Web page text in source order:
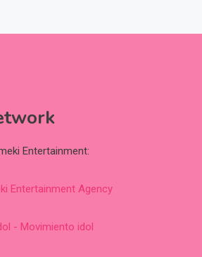
Entertainment:
Entertainment Agency
- Movimiento idol